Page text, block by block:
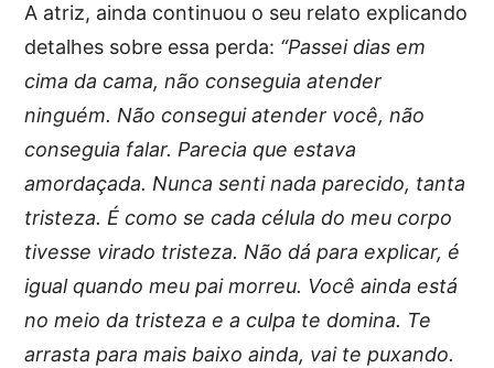
A atriz, ainda continuou o seu relato explicando
detalhes sobre essa perda: “Passei dias em
cima da cama, não conseguia atender
ninguém. Não consegui atender você, não
conseguia falar. Parecia que estava
amordaçada. Nunca senti nada parecido, tanta
tristeza. É como se cada célula do meu corpo
tivesse virado tristeza. Não dá para explicar, é
igual quando meu pai morreu. Você ainda está
no meio da tristeza e a culpa te domina. Te
arrasta para mais baixo ainda, vai te puxando.